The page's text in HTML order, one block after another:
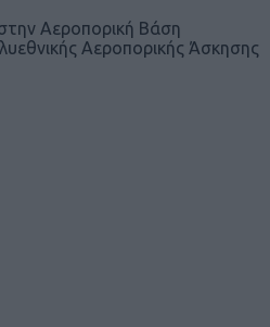
Αεροπορική Βάση
Αεροπορικής Άσκησης